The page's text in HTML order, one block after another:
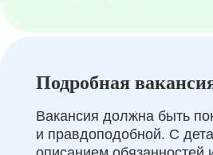
Подробная
Вакансия должна быть
и правдоподобной. С